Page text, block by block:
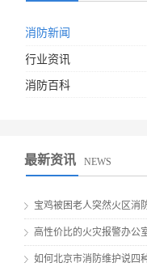
消防新闻
行业资讯
消防百科
最新资讯 NEWS
高性价比的火灾报警办公